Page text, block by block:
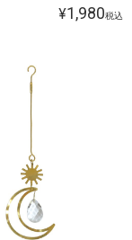
¥1,980税込